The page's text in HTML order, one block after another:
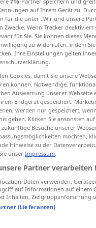
keine
auf Ihrem Gerät zu.
für die unter „Wir und unsere
Zwecke. Wenn Tracker
für Sie. Sie können dieses
zu widerrufen, indem
Ihre Einstellungen gelten
Cookies, damit Sie unsere
können. Notwendige,
Auswertung unserer
Endgerät gespeichert.
werden nur gespeichert,
geben. Klicken Sie ansonsten
Besuche unserer
möchten,
Hinweise zu der
unser Impressum.
Partner
Daten verwenden.
auf Informationen auf einem
Inhalten, Zielgruppenforschung
(Lieferanten)